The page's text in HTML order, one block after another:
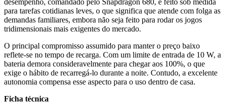
desempenho, comandado pelo Snapdragon 680, é feito sob medida
para tarefas cotidianas leves, o que significa que atende com folga as
demandas familiares, embora não seja feito para rodar os jogos
tridimensionais mais exigentes do mercado.
O principal compromisso assumido para manter o preço baixo
reflete-se no tempo de recarga. Com um limite de entrada de 10 W, a
bateria demora consideravelmente para chegar aos 100%, o que
exige o hábito de recarregá-lo durante a noite. Contudo, a excelente
autonomia compensa esse aspecto para o uso dentro de casa.
Ficha técnica